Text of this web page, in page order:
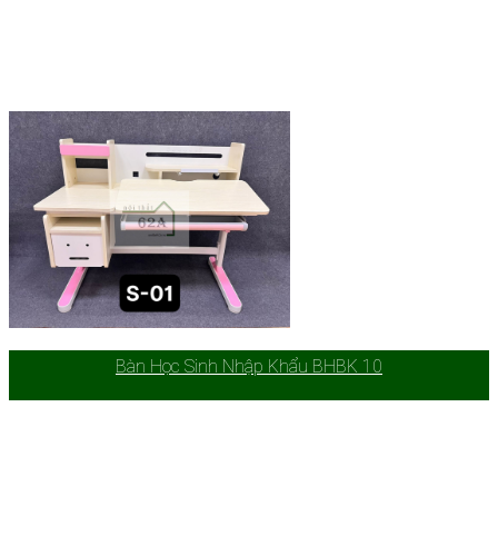
Bàn Học Sinh Nhập Khẩu BHBK 10